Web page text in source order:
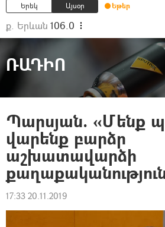
Երեկ Այսօր Եթեր
ք. Երևան 106.0
ՌԱԴԻՈ
Պարսյան. «Մենք
վարենք բարձր
աշխատավարձի
17:33 20.11.2019